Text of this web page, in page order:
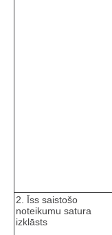
2. Īss saistošo
noteikumu satura
izklāsts